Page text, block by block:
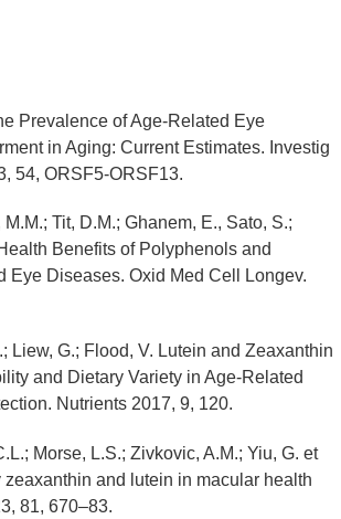
Prevalence of Age-Related Eye
in Aging: Current Estimates. Investig
54, ORSF5-ORSF13.
Tit, D.M.; Ghanem, E., Sato, S.;
Benefits of Polyphenols and
Eye Diseases. Oxid Med Cell Longev.
Liew, G.; Flood, V. Lutein and Zeaxanthin
and Dietary Variety in Age‐Related
Nutrients 2017, 9, 120.
Morse, L.S.; Zivkovic, A.M.; Yiu, G. et
and lutein in macular health
81, 670–83.